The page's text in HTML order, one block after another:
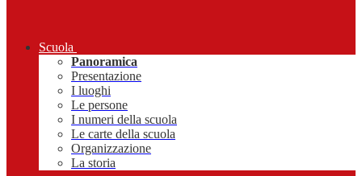
Scuola
Panoramica
Presentazione
I luoghi
Le persone
I numeri della scuola
Le carte della scuola
Organizzazione
La storia